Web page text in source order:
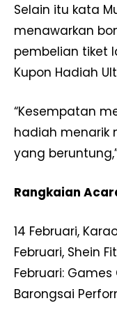
Selain itu kata
menawarkan
pembelian tiket
Kupon Hadiah
“Kesempatan
hadiah menarik
yang
Rangkaian
14 Februari,
Februari, Shein
Februari: Games
Barongsai